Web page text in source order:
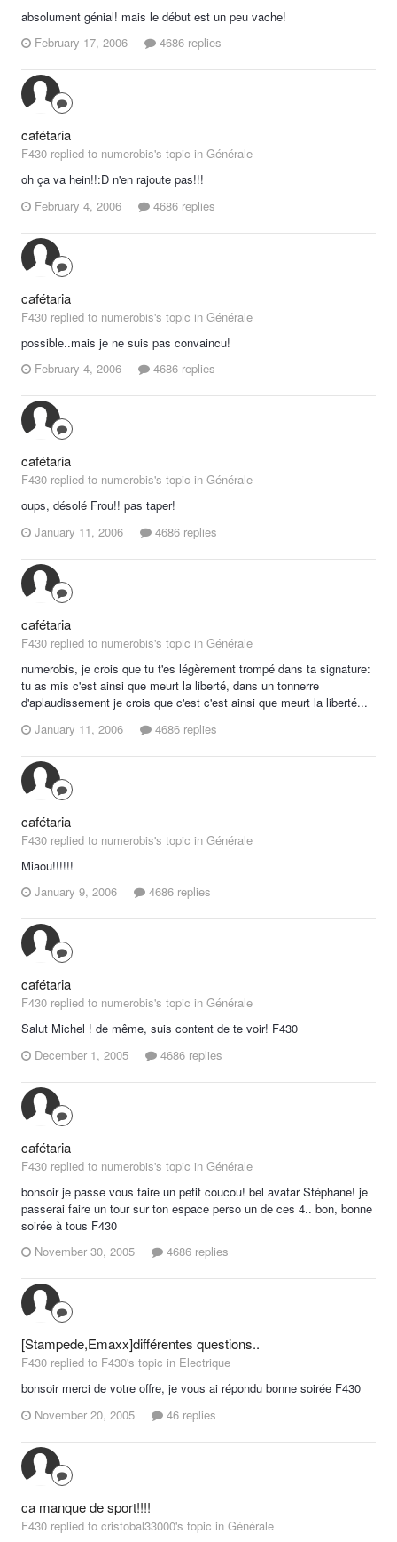
absolument génial! mais le début est un peu vache!
February 17, 2006
4686 replies
cafétaria
F430 replied to numerobis's topic in Générale
oh ça va hein!!:D n'en rajoute pas!!!
February 4, 2006
4686 replies
cafétaria
F430 replied to numerobis's topic in Générale
possible..mais je ne suis pas convaincu!
February 4, 2006
4686 replies
cafétaria
F430 replied to numerobis's topic in Générale
oups, désolé Frou!! pas taper!
January 11, 2006
4686 replies
cafétaria
F430 replied to numerobis's topic in Générale
numerobis, je crois que tu t'es légèrement trompé dans ta signature:
tu as mis c'est ainsi que meurt la liberté, dans un tonnerre
d'aplaudissement je crois que c'est c'est ainsi que meurt la liberté...
January 11, 2006
4686 replies
cafétaria
F430 replied to numerobis's topic in Générale
Miaou!!!!!!
January 9, 2006
4686 replies
cafétaria
F430 replied to numerobis's topic in Générale
Salut Michel ! de même, suis content de te voir! F430
December 1, 2005
4686 replies
cafétaria
F430 replied to numerobis's topic in Générale
bonsoir je passe vous faire un petit coucou! bel avatar Stéphane! je
passerai faire un tour sur ton espace perso un de ces 4.. bon, bonne
soirée à tous F430
November 30, 2005
4686 replies
[Stampede,Emaxx]différentes questions..
F430 replied to F430's topic in Electrique
bonsoir merci de votre offre, je vous ai répondu bonne soirée F430
November 20, 2005
46 replies
ca manque de sport!!!!
F430 replied to cristobal33000's topic in Générale